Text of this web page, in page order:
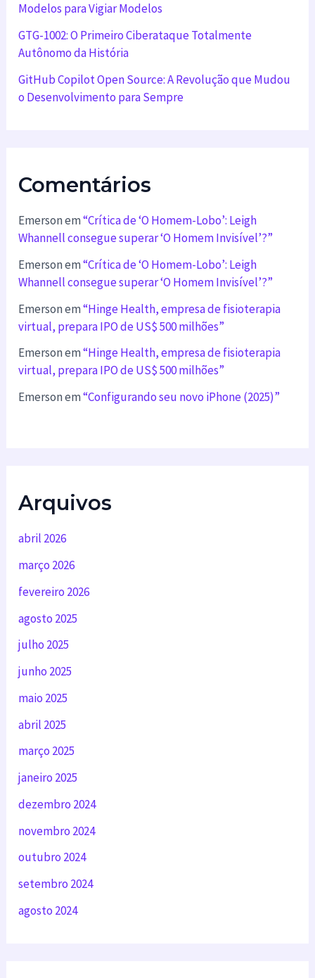
Modelos para Vigiar Modelos
GTG-1002: O Primeiro Ciberataque Totalmente
Autônomo da História
GitHub Copilot Open Source: A Revolução que Mudou
o Desenvolvimento para Sempre
Comentários
Emersonem“Crítica de ‘O Homem-Lobo’: Leigh
Whannell consegue superar ‘O Homem Invisível’?”
Emersonem“Crítica de ‘O Homem-Lobo’: Leigh
Whannell consegue superar ‘O Homem Invisível’?”
Emersonem“Hinge Health, empresa de fisioterapia
virtual, prepara IPO de US$ 500 milhões”
Emersonem“Hinge Health, empresa de fisioterapia
virtual, prepara IPO de US$ 500 milhões”
Emersonem“Configurando seu novo iPhone (2025)”
Arquivos
abril 2026
março 2026
fevereiro 2026
agosto 2025
julho 2025
junho 2025
maio 2025
abril 2025
março 2025
janeiro 2025
dezembro 2024
novembro 2024
outubro 2024
setembro 2024
agosto 2024